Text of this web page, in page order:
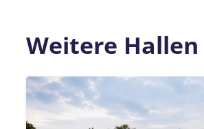
Weitere